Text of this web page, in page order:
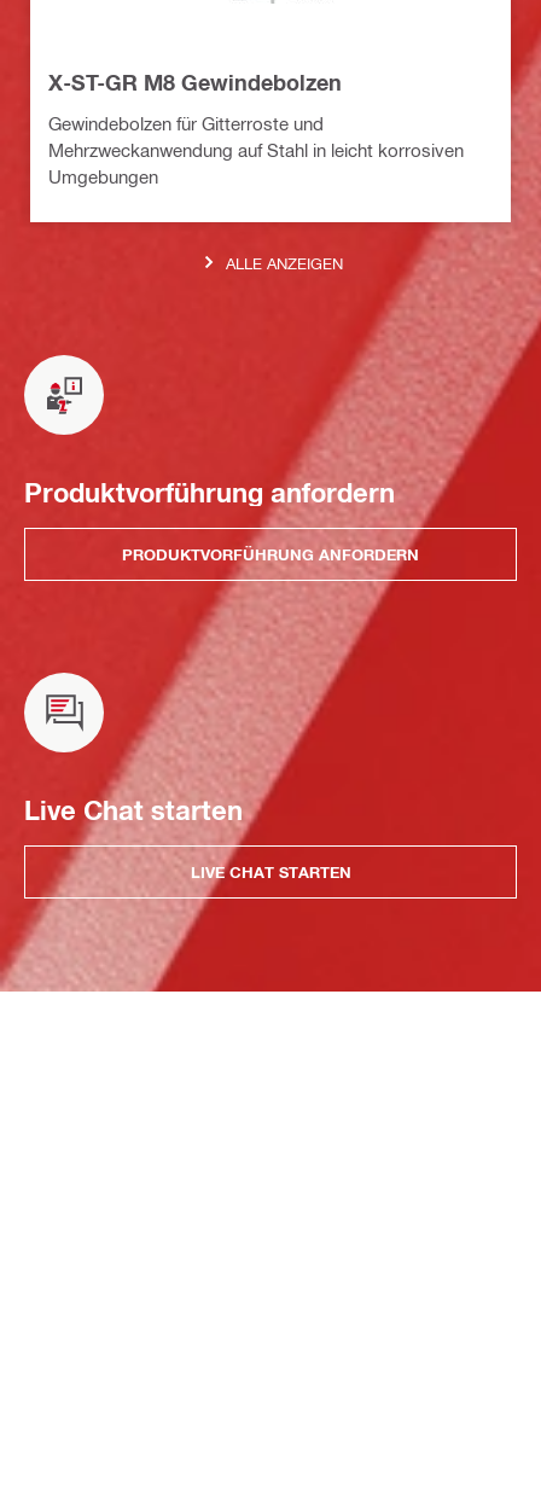
X-ST-GR M8 Gewindebolzen
Gewindebolzen für Gitterroste und
Mehrzweckanwendung auf Stahl in leicht korrosiven
Umgebungen
ALLE ANZEIGEN
Produktvorführung anfordern
PRODUKTVORFÜHRUNG ANFORDERN
Live Chat starten
LIVE CHAT STARTEN